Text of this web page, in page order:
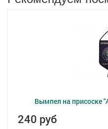
Вымпел на присоске
240 руб